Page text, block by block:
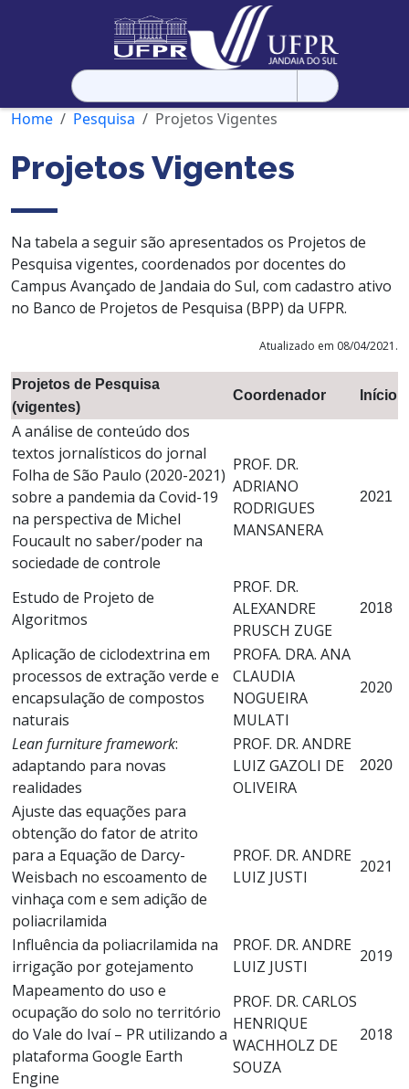
Pesquisar
por:
Home
Pesquisa Projetos Vigentes
Projetos Vigentes
Na tabela a seguir são apresentados os Projetos de
Pesquisa vigentes, coordenados por docentes do
Campus Avançado de Jandaia do Sul, com cadastro ativo
no Banco de Projetos de Pesquisa (BPP) da UFPR.
Atualizado em 08/04/2021.
Projetos de Pesquisa
(vigentes)
Coordenador Início
A análise de conteúdo dos
textos jornalísticos do jornal
Folha de São Paulo (2020-2021)
sobre a pandemia da Covid-19
na perspectiva de Michel
Foucault no saber/poder na
sociedade de controle
PROF. DR.
ADRIANO
RODRIGUES
MANSANERA
2021
Estudo de Projeto de
Algoritmos
PROF. DR.
ALEXANDRE
PRUSCH ZUGE
2018
Aplicação de ciclodextrina em
processos de extração verde e
encapsulação de compostos
naturais
PROFA. DRA. ANA
CLAUDIA
NOGUEIRA
MULATI
2020
Lean furniture framework:
adaptando para novas
realidades
PROF. DR. ANDRE
LUIZ GAZOLI DE
OLIVEIRA
2020
Ajuste das equações para
obtenção do fator de atrito
para a Equação de Darcy-
Weisbach no escoamento de
vinhaça com e sem adição de
poliacrilamida
PROF. DR. ANDRE
LUIZ JUSTI
2021
Influência da poliacrilamida na
irrigação por gotejamento
PROF. DR. ANDRE
LUIZ JUSTI
2019
Mapeamento do uso e
ocupação do solo no território
do Vale do Ivaí – PR utilizando a
plataforma Google Earth
Engine
PROF. DR. CARLOS
HENRIQUE
WACHHOLZ DE
SOUZA
2018